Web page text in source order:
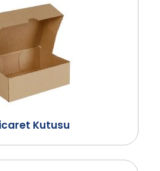
Kutusu